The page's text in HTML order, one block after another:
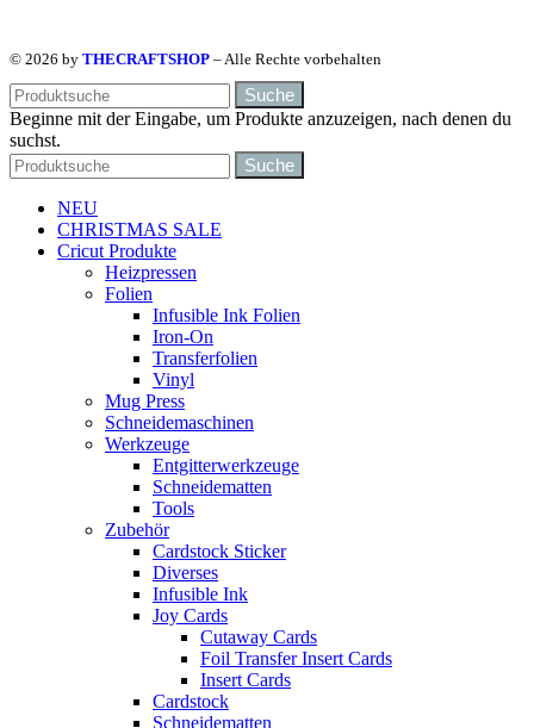
© 2026 by THECRAFTSHOP – Alle Rechte vorbehalten
Suche
Beginne mit der Eingabe, um Produkte anzuzeigen, nach denen du
suchst.
Suche
NEU
CHRISTMAS SALE
Cricut Produkte
Heizpressen
Folien
Infusible Ink Folien
Iron-On
Transferfolien
Vinyl
Mug Press
Schneidemaschinen
Werkzeuge
Entgitterwerkzeuge
Schneidematten
Tools
Zubehör
Cardstock Sticker
Diverses
Infusible Ink
Joy Cards
Cutaway Cards
Foil Transfer Insert Cards
Insert Cards
Cardstock
Schneidematten